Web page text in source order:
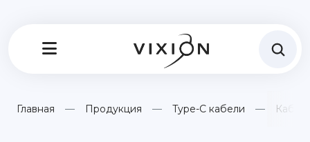
Главная Продукция Type-C кабели